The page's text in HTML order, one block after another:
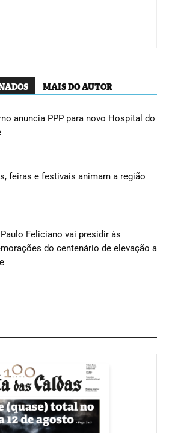
MAIS DO AUTOR
anuncia PPP para novo Hospital do
feiras e festivais animam a região
Feliciano vai presidir às
do centenário de elevação a